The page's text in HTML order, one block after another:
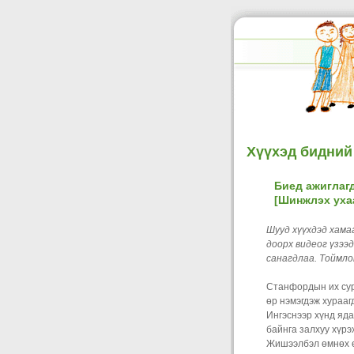
Хүүхэд
Биед
[Шинжлэх
Шууд хүүхдэд
доорх видеог
санагдлаа.
Станфордын их
өр нэмэгдэж
Ингэснээр хүнд
байнга залхуу
Жишээлбэл өмнөх